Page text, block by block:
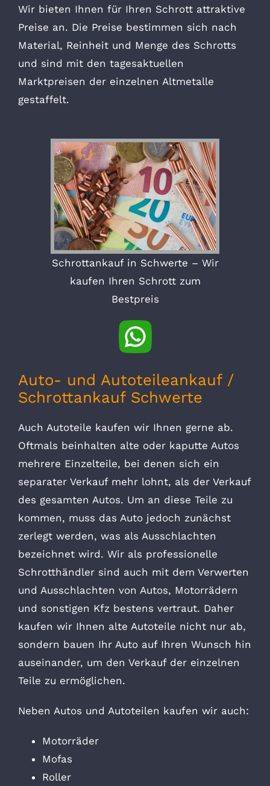
Wir bieten Ihnen für Ihren Schrott attraktive
Preise an. Die Preise bestimmen sich nach
Material, Reinheit und Menge des Schrotts
und sind mit den tagesaktuellen
Marktpreisen der einzelnen Altmetalle
gestaffelt.
Schrottankauf in Schwerte – Wir
kaufen Ihren Schrott zum
Bestpreis
Auto- und Autoteileankauf /
Schrottankauf Schwerte
Auch Autoteile kaufen wir Ihnen gerne ab.
Oftmals beinhalten alte oder kaputte Autos
mehrere Einzelteile, bei denen sich ein
separater Verkauf mehr lohnt, als der Verkauf
des gesamten Autos. Um an diese Teile zu
kommen, muss das Auto jedoch zunächst
zerlegt werden, was als Ausschlachten
bezeichnet wird. Wir als professionelle
Schrotthändler sind auch mit dem Verwerten
und Ausschlachten von Autos, Motorrädern
und sonstigen Kfz bestens vertraut. Daher
kaufen wir Ihnen alte Autoteile nicht nur ab,
sondern bauen Ihr Auto auf Ihren Wunsch hin
auseinander, um den Verkauf der einzelnen
Teile zu ermöglichen.
Neben Autos und Autoteilen kaufen wir auch:
Motorräder
Mofas
Roller